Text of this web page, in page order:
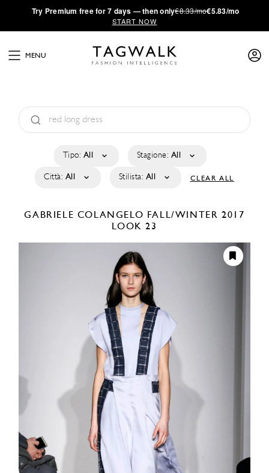
·Try Premium free for 7 days — then only€8.33/mo€5.83/mo
START NOW
MENU
Tipo: All Stagione: All
Città: All Stilista: All CLEAR ALL
GABRIELE COLANGELO FALL/WINTER 2017
LOOK 23